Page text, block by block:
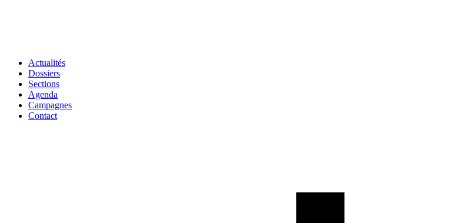
Actualités
Dossiers
Sections
Agenda
Campagnes
Contact